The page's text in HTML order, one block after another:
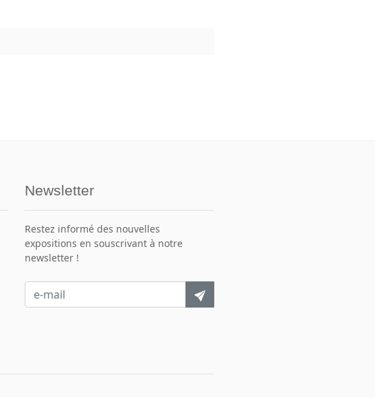
Newsletter
Restez informé des nouvelles
expositions en souscrivant à notre
newsletter !